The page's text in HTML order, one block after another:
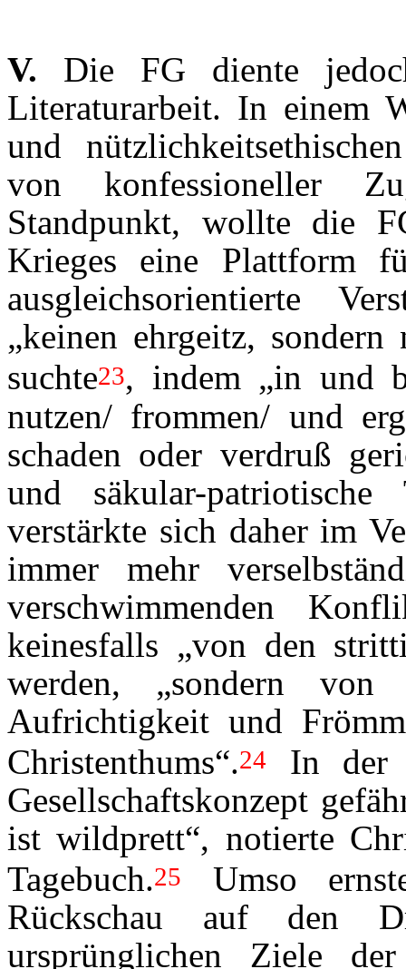
V. Die FG diente
Literaturarbeit. In einem
und
von konfessioneller
Standpunkt, wollte die
Krieges eine Plattform
ausgleichsorientierte
„keinen ehrgeitz,
suchte23, indem „in und
nutzen/ frommen/ und
schaden oder verdruß
und säkular-
verstärkte sich daher im
immer mehr
verschwimmenden
keinesfalls „von den
werden, „sondern von
Aufrichtigkeit und
Christenthums“.24
In der
Gesellschaftskonzept
ist wildprett“, notierte
Tagebuch.25
Umso
Rückschau auf den
ursprünglichen Ziele